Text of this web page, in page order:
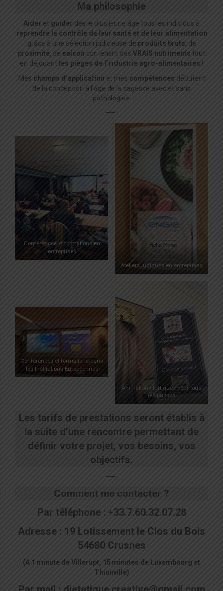
Ma philosophie
Aider et guider dès le plus jeune âge tous les individus à
reprendre le contrôle de leur santé et de leur alimentation
grâce à une sélection judicieuse de produits bruts, de
proximité, de saison contenant des VRAIS nutriments tout
en déjouant les pièges de l’industrie agro-alimentaires !
Mes champs d’application et mes compétences débutent
de la conception à l’âge de la sagesse avec et sans
pathologies.
——-
Conférences et formations en
entreprises
Ateliers ludiques en entreprises
Conférences et formations dans
les Institutions Européennes
Animations ludiques pour tous
les publics
Les tarifs de prestations seront établis à
la suite d’une rencontre permettant de
définir votre projet, vos besoins, vos
objectifs.
——-
Comment me contacter ?
Par téléphone : +33.7.60.32.07.28
Adresse : 19 Lotissement le Clos du Bois
54680 Crusnes
(A 1 minute de Villerupt, 15 minutes de Luxembourg et
Thionville)